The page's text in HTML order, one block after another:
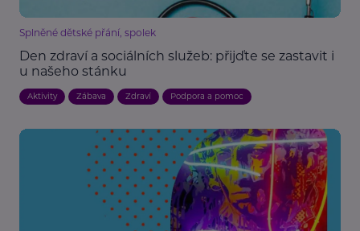
Splněné dětské přání, spolek
Den zdraví a sociálních služeb: přijďte se zastavit i
u našeho stánku
Aktivity Zábava Zdraví Podpora a pomoc